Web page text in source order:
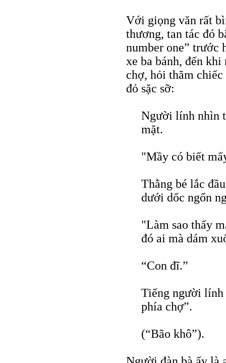
Với giọng văn rất
thương, tan tác đó
number one” trước
xe ba bánh, đến
chợ, hỏi thăm
đỏ sặc sỡ:
Người lính nhìn
mặt.
"Mầy có biết
Thằng bé lắc
dưới dốc ngổn
"Làm sao thấy
đó ai mà dám
“Con đĩ.”
Tiếng người lính
phía chợ”.
(“Bão khô”).